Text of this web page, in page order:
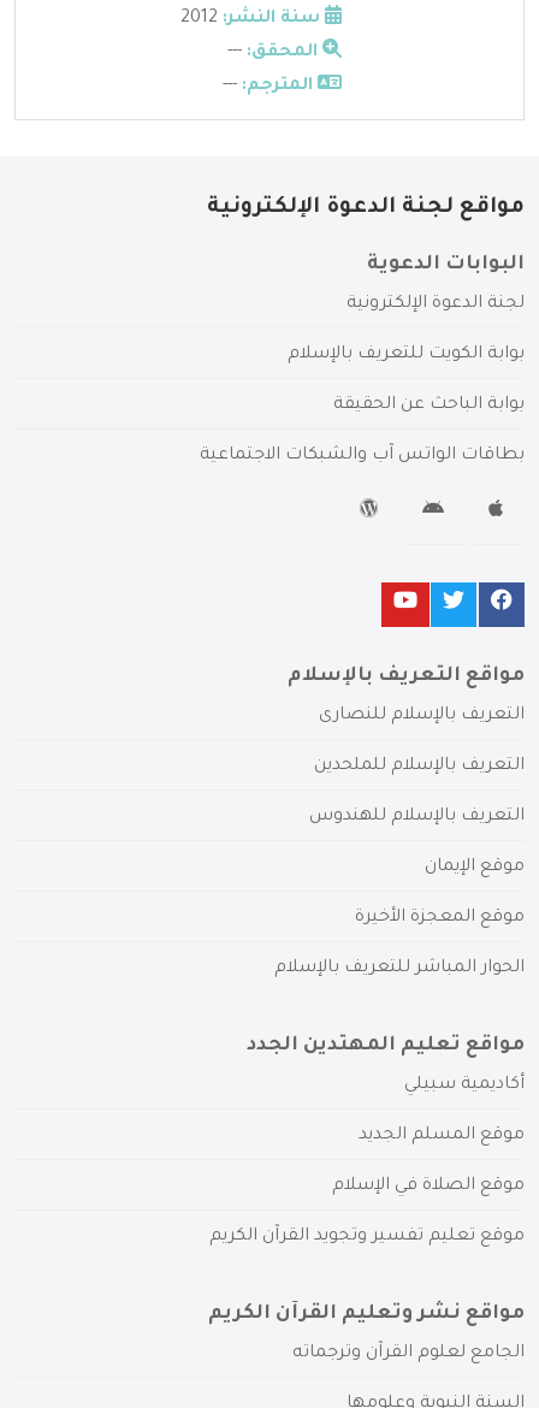
سنة النشر:
المحقق: ---
المترجم: ---
مواقع لجنة الدعوة الإلكترونية
البوابات الدعوية
لجنة الدعوة الإلكترونية
بوابة الكويت للتعريف بالإسلام
بوابة الباحث عن الحقيقة
بطاقات الواتس آب والشبكات الاجتماعية
مواقع التعريف بالإسلام
التعريف بالإسلام للنصارى
التعريف بالإسلام للملحدين
التعريف بالإسلام للهندوس
موقع الإيمان
موقع المعجزة الأخيرة
الحوار المباشر للتعريف بالإسلام
مواقع تعليم المهتدين الجدد
أكاديمية سبيلي
موقع المسلم الجديد
موقع الصلاة في الإسلام
موقع تعليم تفسير وتجويد القرآن الكريم
مواقع نشر وتعليم القرآن الكريم
الجامع لعلوم القرآن وترجماته